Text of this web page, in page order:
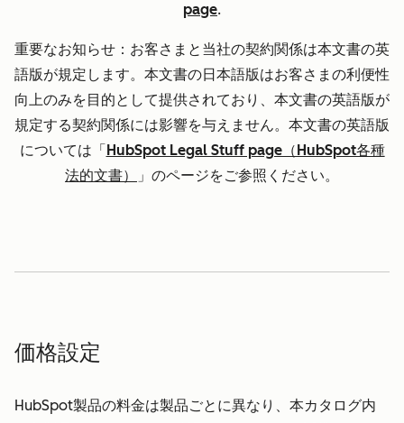
page.
重要なお知らせ：お客さまと当社の契約関係は本文書の英
語版が規定します。本文書の日本語版はお客さまの利便性
向上のみを目的として提供されており、本文書の英語版が
規定する契約関係には影響を与えません。本文書の英語版
については「HubSpot Legal Stuff page（HubSpot各種
法的文書）
」のページをご参照ください。
価格設定
HubSpot製品の料金は製品ごとに異なり、本カタログ内